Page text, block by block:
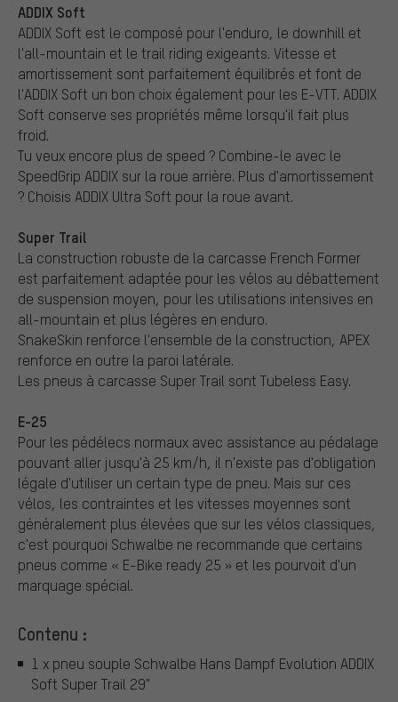
ADDIX Soft
ADDIX Soft est le composé pour l'enduro, le downhill et
l'all-mountain et le trail riding exigeants. Vitesse et
amortissement sont parfaitement équilibrés et font de
l'ADDIX Soft un bon choix également pour les E-VTT. ADDIX
Soft conserve ses propriétés même lorsqu'il fait plus
froid.
Tu veux encore plus de speed ? Combine-le avec le
SpeedGrip ADDIX sur la roue arrière. Plus d'amortissement
? Choisis ADDIX Ultra Soft pour la roue avant.
Super Trail
La construction robuste de la carcasse French Former
est parfaitement adaptée pour les vélos au débattement
de suspension moyen, pour les utilisations intensives en
all-mountain et plus légères en enduro.
SnakeSkin renforce l'ensemble de la construction, APEX
renforce en outre la paroi latérale.
Les pneus à carcasse Super Trail sont Tubeless Easy.
E-25
Pour les pédélecs normaux avec assistance au pédalage
pouvant aller jusqu'à 25 km/h, il n'existe pas d'obligation
légale d'utiliser un certain type de pneu. Mais sur ces
vélos, les contraintes et les vitesses moyennes sont
généralement plus élevées que sur les vélos classiques,
c'est pourquoi Schwalbe ne recommande que certains
pneus comme « E-Bike ready 25 » et les pourvoit d'un
marquage spécial.
Contenu :
1 x pneu souple Schwalbe Hans Dampf Evolution ADDIX
Soft Super Trail 29"